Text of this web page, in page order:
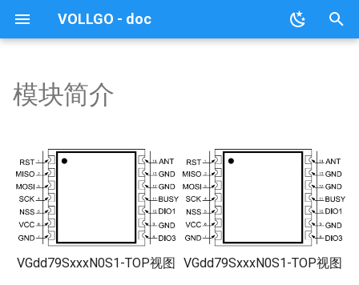
VOLLGO - doc
入
以
始
搜
索
PAN3060SxxxN0M1
开发指南
模块型号列表
模块简介
开发指南
模块简介
开发指南
模块简介
开发指南
模块简介
开发指南
模块简介
开发指南
模块简介
开发指南
模块简介
开发指南
模块简介
开发指南
模块简介
开发指南
模块简介
开发指南
模块简介
开发指南
SX128x
开发指南
Si24R1、NRF24L01 开发指南
XN297
开发指南
A5133
开发指南
EFR32FG23LTxxxN0S1 系
开发指南
VG43F6TxxxN0S1 系列模
块
开发指南
芯片功能简介
VG4130TxxxN0M1 系列模
开发指南
串口操作说明
PAN3060TxxxN0M1 系列
模块
开发指南
串口操作说明
VG4142TxxxN0M1 系列模
块
开发指南
串口操作说明
开发指南
串口操作说明
开发指南
串口操作说明
开发指南
串口操作说明
开发指南
串口操作说明
开发指南
串口操作说明
开发指南
串口操作说明
VG218T240N0S1 模块
开发指南
AT指令集
AT指令集(一对多版本)
VG6328A-Plus、
VG6328A-Pro 模块
开发指南
AT指令集
固件更新说明
VG3751T240NFM1 模块
开发指南
VG6328A 模块
开发指南
AT指令集(双模固件)
AT指令集(单BLE固件)
VG43T240N0M1 模块
开发指南
VG7669T160N0MA 模块
开发指南
VG7669T160N0SA 模块 开发指南
VG7779T156N0MA 单北斗
定位模块
开发指南
无线网关(VG-L4GRF80)
设备信息
服务端数据交互协议说明
参数配置协议说明
典型应用场景
工业路由器
4G工业异地组网路由器
(YZW100-200系列)
CPE 工业级4口路由器
(KZD380W系列)
CPE 工业级5口路由器
定位器(LOCAL-4G-
DEVICE)
设备信息
性能测试
串口操作协议说明
常用工具
模块测试套件
模块简介
VGdd79SxxxN0S1-TOP视图 VGdd79SxxxN0S1-TOP视图